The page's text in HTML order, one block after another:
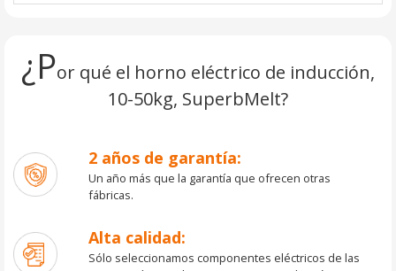
¿Por qué el horno eléctrico de inducción,
10-50kg, SuperbMelt?
2 años de garantía:
Un año más que la garantía que ofrecen otras
fábricas.
Alta calidad:
Sólo seleccionamos componentes eléctricos de las